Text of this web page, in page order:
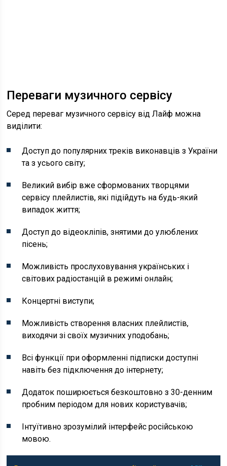
Переваги музичного сервісу
Серед переваг музичного сервісу від Лайф можна
виділити:
Доступ до популярних треків виконавців з України
та з усього світу;
Великий вибір вже сформованих творцями
сервісу плейлистів, які підійдуть на будь-який
випадок життя;
Доступ до відеокліпів, знятими до улюблених
пісень;
Можливість прослуховування українських і
світових радіостанцій в режимі онлайн;
Концертні виступи;
Можливість створення власних плейлистів,
виходячи зі своїх музичних уподобань;
Всі функції при оформленні підписки доступні
навіть без підключення до інтернету;
Додаток поширюється безкоштовно з 30-денним
пробним періодом для нових користувачів;
Інтуїтивно зрозумілий інтерфейс російською
мовою.